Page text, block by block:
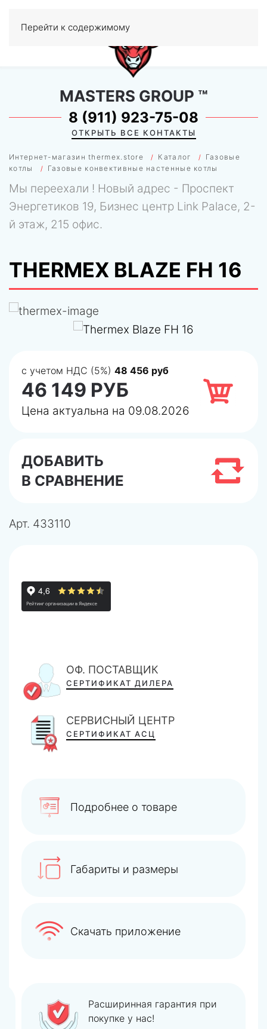
Перейти к содержимому
0
Интернет-магазин thermex.store Каталог
Газовые
котлы
Газовые конвективные настенные котлы
MASTERS GROUP ™
8 (911) 923-75-08
ОТКРЫТЬ ВСЕ КОНТАКТЫ
Мы переехали ! Новый адрес - Проспект
Энергетиков 19, Бизнес центр Link Palace, 2-
й этаж, 215 офис.
THERMEX BLAZE FH 16
с учетом НДС (5%) 48 456 руб
46 149 РУБ
Цена актуальна на 09.08.2026
ДОБАВИТЬ
В СРАВНЕНИЕ
Арт. 433110
ОФ. ПОСТАВЩИК
СЕРТИФИКАТ ДИЛЕРА
СЕРВИСНЫЙ ЦЕНТР
СЕРТИФИКАТ АСЦ
Подробнее о товаре
Габариты и размеры
Скачать приложение
Покупать оборудование
комплектом дешевле!